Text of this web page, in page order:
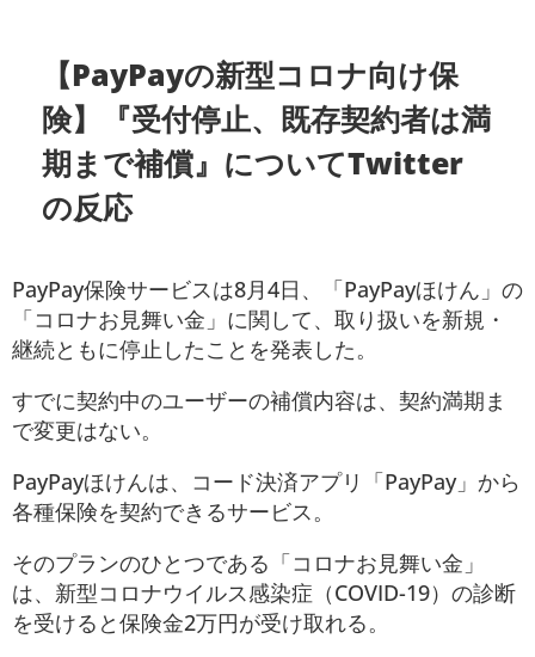
【PayPayの新型コロナ向け保
険】『受付停止、既存契約者は満
期まで補償』についてTwitter
の反応
PayPay保険サービスは8月4日、「PayPayほけん」の
「コロナお見舞い金」に関して、取り扱いを新規・
継続ともに停止したことを発表した。
すでに契約中のユーザーの補償内容は、契約満期ま
で変更はない。
PayPayほけんは、コード決済アプリ「PayPay」から
各種保険を契約できるサービス。
そのプランのひとつである「コロナお見舞い金」
は、新型コロナウイルス感染症（COVID-19）の診断
を受けると保険金2万円が受け取れる。